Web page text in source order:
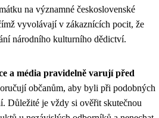
na významné československé
vyvolávají v zákaznících pocit, že
národního kulturního dědictví.
a média pravidelně varují před
občanům, aby byli při podobných
Důležité je vždy si ověřit skutečnou